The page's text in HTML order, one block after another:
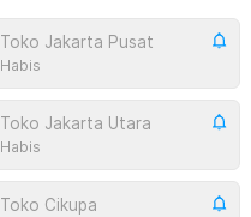
Toko Jakarta Pusat
Habis
Toko Jakarta Utara
Habis
Toko Cikupa